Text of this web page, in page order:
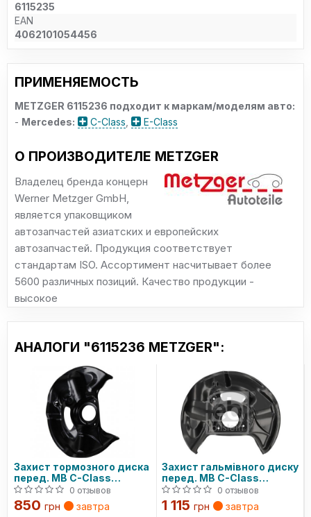
6115235
EAN
4062101054456
ПРИМЕНЯЕМОСТЬ
METZGER 6115236 подходит к маркам/моделям авто:
- Mercedes: C-Class E-Class
О ПРОИЗВОДИТЕЛЕ METZGER
Владелец бренда концерн
Werner Metzger GmbH,
является упаковщиком
автозапчастей азиатских и европейских
автозапчастей. Продукция соответствует
стандартам ISO. Ассортимент насчитывает более
5600 различных позиций. Качество продукции -
высокое
АНАЛОГИ "6115236 METZGER":
Захист тормозного диска
перед. MB C-Class
(W202)/E-Class (W210) 93-
02 Пр.
0 отзывов
850 грн завтра
Захист гальмівного диску
перед. MB C-Class
(W202)/E-Class (W210) 93-
02 Пр.
0 отзывов
1 115 грн завтра